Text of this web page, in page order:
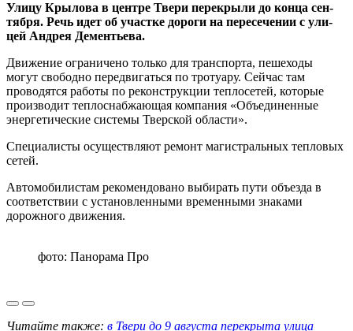
Улицу Кры­ло­ва в цен­тре Твери пе­ре­кры­ли до конца сен­
тяб­ря. Речь идет об участ­ке дороги на пе­ре­се­че­нии с ули­
цей Ан­дрея Де­мен­тье­ва.
Дви­же­ние огра­ни­че­но толь­ко для транс­пор­та, пешеходы
могут свободно передвигаться по тротуару. Сейчас там
проводятся ра­бо­ты по ре­кон­струк­ции теп­ло­се­тей, ко­то­рые
производит теп­ло­снаб­жа­ю­щая ком­па­ния «Объ­еди­нен­ные
энер­гети­че­ские си­сте­мы Твер­ской об­ла­сти».
Спе­ци­а­ли­сты осуществляют ре­монт ма­ги­страль­ных теп­ло­вых
сетей.
Автомобилистам рекомендовано выбирать пути объезда в
соответствии с установленными временными знаками
дорожного движения.
фото: Панорама Про
Читайте также: в Твери до 9 августа перекрыта улица